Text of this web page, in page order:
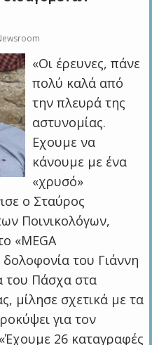
«Οι έρευνες, πάνε
πολύ καλά από
την πλευρά της
αστυνομίας.
Εχουμε να
κάνουμε με ένα
«χρυσό»
ο Σταύρος
Ποινικολόγων,
«MEGA
του Γιάννη
του Πάσχα στα
μίλησε σχετικά με τα
για τον
26 καταγραφές